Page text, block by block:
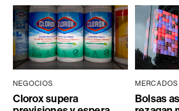
NEGOCIOS
Clorox supera
MERCADOS
Bolsas